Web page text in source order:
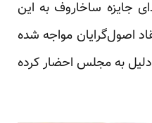
جایزه ساخاروف به این
سیاسی سابق٬ با انتقاد اصول‌گرایان مواجه شده
به مجلس احضار کرده